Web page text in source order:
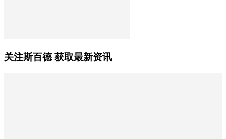
关注斯百德 获取最新资讯